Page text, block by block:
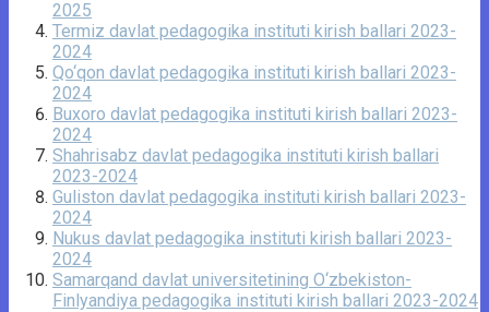
2025
Termiz davlat pedagogika instituti kirish ballari 2023-
2024
Qo‘qon davlat pedagogika instituti kirish ballari 2023-
2024
Buxoro davlat pedagogika instituti kirish ballari 2023-
2024
Shahrisabz davlat pedagogika instituti kirish ballari
2023-2024
Guliston davlat pedagogika instituti kirish ballari 2023-
2024
Nukus davlat pedagogika instituti kirish ballari 2023-
2024
Samarqand davlat universitetining O‘zbekiston-
Finlyandiya pedagogika instituti kirish ballari 2023-2024